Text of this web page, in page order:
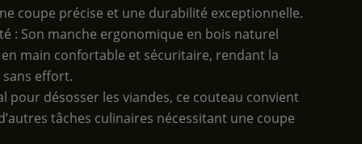
coupe précise et une durabilité exceptionnelle.
: Son manche ergonomique en bois naturel
main confortable et sécuritaire, rendant la
effort.
pour désosser les viandes, ce couteau convient
tâches culinaires nécessitant une coupe